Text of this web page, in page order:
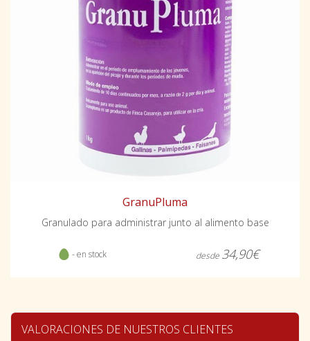
GranuPluma
Granulado para administrar junto al alimento base
- en stock desde 34,90€
VALORACIONES DE NUESTROS CLIENTES